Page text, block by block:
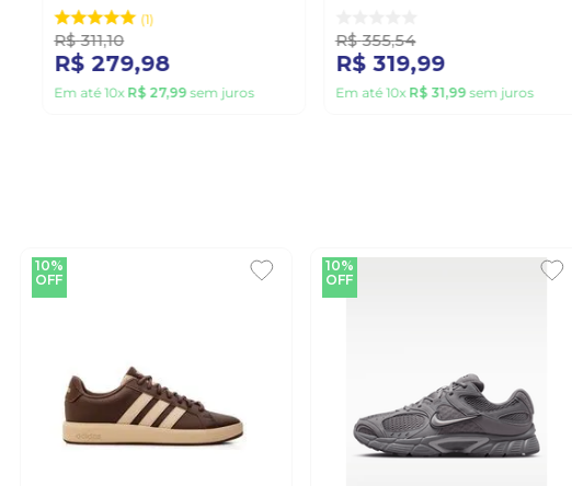
1
R$ 311,10
R$ 279,98
Em até10x R$ 27,99sem juros
R$ 355,54
R$ 319,99
Em até10x R$ 31,99sem juros
10%
OFF
10%
OFF